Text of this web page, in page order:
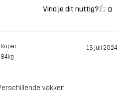
Vind je dit nuttig? 0
13 juli 2024
vakken.